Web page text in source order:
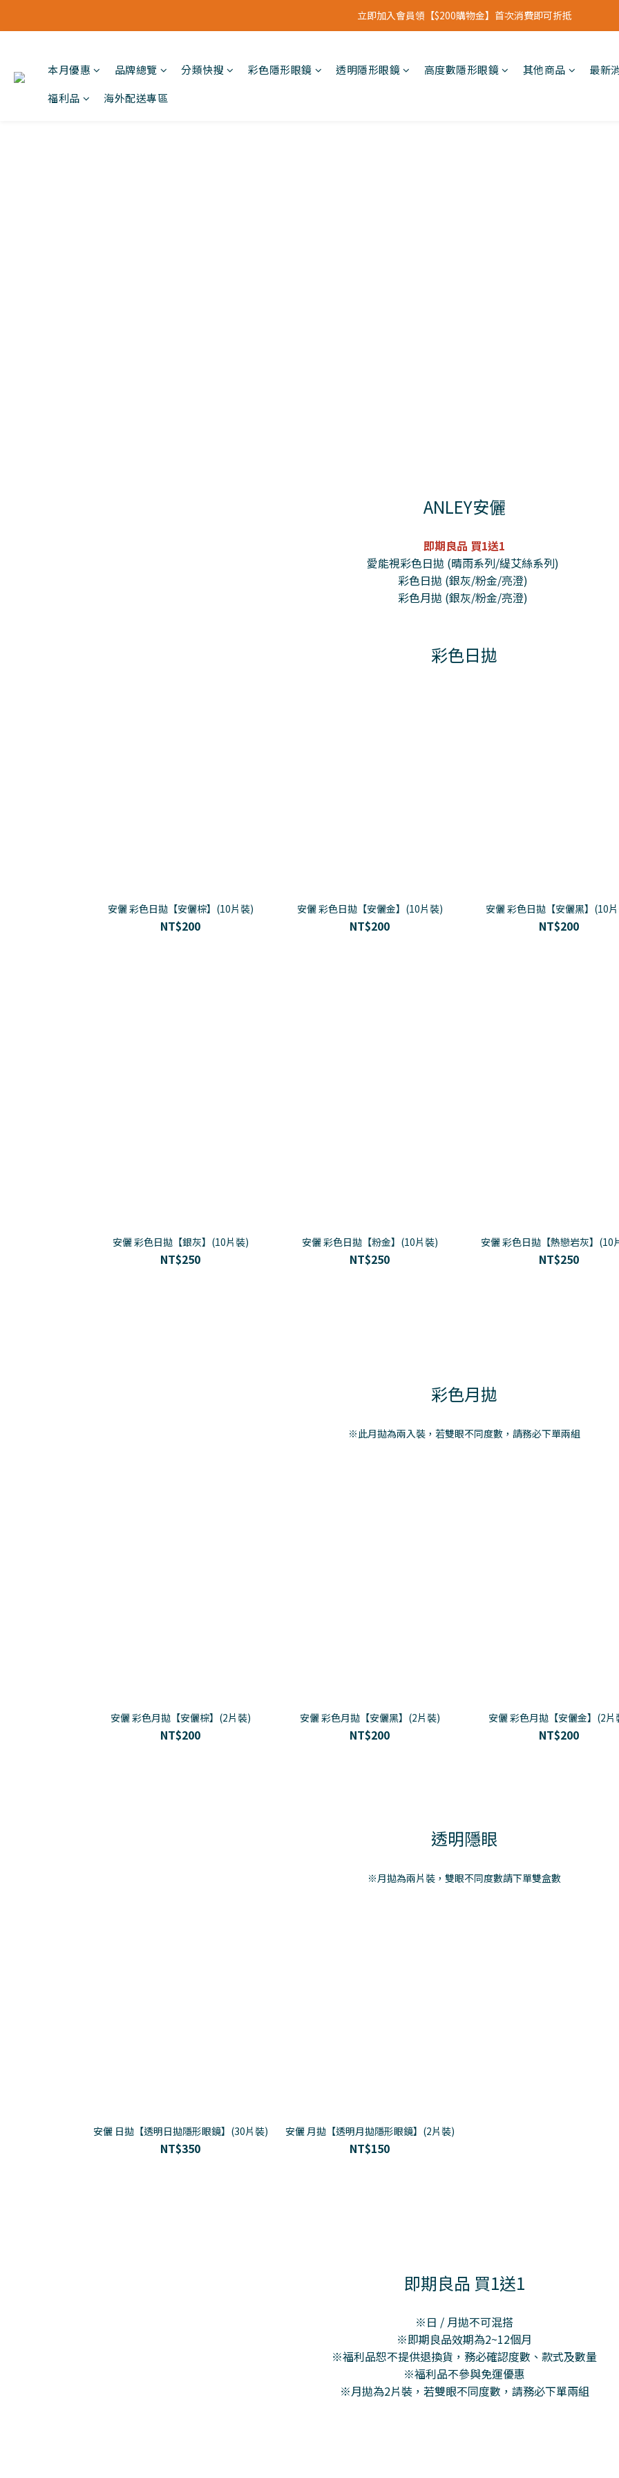
立即加入會員領【$200購物金】首次消費即可折抵
立即加入會員領【$200購物金】首次消費即可折抵
立即加入會員領【$200購物金】首次消費即可折抵
本月優惠 品牌總覽 分類快搜 彩色隱形眼鏡 透明隱形眼鏡 高度數隱形眼鏡 其他商品
最新
福利品
海外配送專區
ANLEY安儷
即期良品 買1送1
愛能視彩色日拋 (晴雨系列/緹艾絲系列)
彩色日拋 (銀灰/粉金/亮澄)
彩色月拋 (銀灰/粉金/亮澄)
彩色日拋
安儷 彩色日拋【安儷棕】(10片裝)
NT$200
安儷 彩色日拋【安儷金】(10片裝)
NT$200
安儷 彩色日拋【安儷黑】(10
NT$200
安儷 彩色日拋【銀灰】(10片裝)
NT$250
安儷 彩色日拋【粉金】(10片裝)
NT$250
安儷 彩色日拋【熱戀岩灰】(10
NT$250
彩色月拋
※此月拋為兩入裝，若雙眼不同度數，請務必下單兩組
安儷 彩色月拋【安儷棕】(2片裝)
NT$200
安儷 彩色月拋【安儷黑】(2片裝)
NT$200
安儷 彩色月拋【安儷金】(2片
NT$200
透明隱眼
※月拋為兩片裝，雙眼不同度數請下單雙盒數
安儷 日拋【透明日拋隱形眼鏡】(30片裝)
NT$350
安儷 月拋【透明月拋隱形眼鏡】(2片裝)
NT$150
即期良品 買1送1
※日 / 月拋不可混搭
※即期良品效期為2~12個月
※福利品恕不提供退換貨，務必確認度數、款式及數量
※福利品不參與免運優惠
※月拋為2片裝，若雙眼不同度數，請務必下單兩組